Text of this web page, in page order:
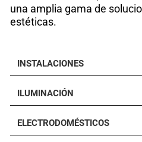
una amplia gama de
estéticas.
INSTALACIONES
ILUMINACIÓN
ELECTRODOMÉSTICOS